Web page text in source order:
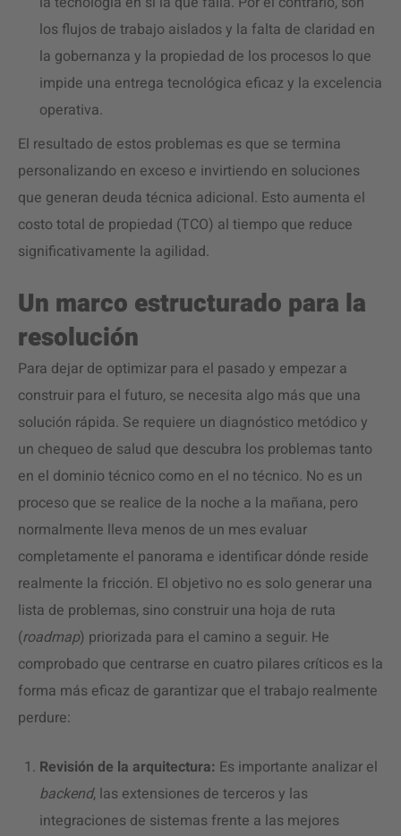
los flujos de trabajo aislados y la falta de claridad en
la gobernanza y la propiedad de los procesos lo que
impide una entrega tecnológica eficaz y la excelencia
operativa.
El resultado de estos problemas es que se termina
personalizando en exceso e invirtiendo en soluciones
que generan deuda técnica adicional. Esto aumenta el
costo total de propiedad (TCO) al tiempo que reduce
significativamente la agilidad.
Un marco estructurado para la
resolución
Para dejar de optimizar para el pasado y empezar a
construir para el futuro, se necesita algo más que una
solución rápida. Se requiere un diagnóstico metódico y
un chequeo de salud que descubra los problemas tanto
en el dominio técnico como en el no técnico. No es un
proceso que se realice de la noche a la mañana, pero
normalmente lleva menos de un mes evaluar
completamente el panorama e identificar dónde reside
realmente la fricción. El objetivo no es solo generar una
lista de problemas, sino construir una hoja de ruta
(roadmap) priorizada para el camino a seguir. He
comprobado que centrarse en cuatro pilares críticos es la
forma más eficaz de garantizar que el trabajo realmente
perdure:
Revisión de la arquitectura: Es importante analizar el
backend, las extensiones de terceros y las
integraciones de sistemas frente a las mejores